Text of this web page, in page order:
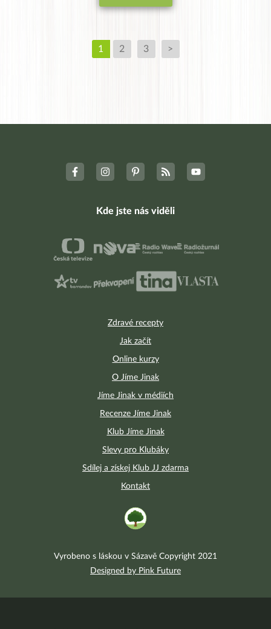
1 2 3 >
Zdravé recepty
Jak začít
Online kurzy
O Jíme Jinak
Jíme Jinak v médiích
Recenze Jíme Jinak
Klub Jíme Jinak
Slevy pro Klubáky
Sdílej a získej Klub JJ zdarma
Kontakt
Kde jste nás viděli
Vyrobeno s láskou v Sázavě Copyright 2021
Designed by Pink Future